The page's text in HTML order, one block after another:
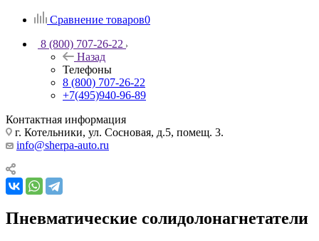
Сравнение товаров0
8 (800) 707-26-22
Назад
Телефоны
8 (800) 707-26-22
+7(495)940-96-89
Контактная информация
г. Котельники, ул. Сосновая, д.5, помещ. 3.
info@sherpa-auto.ru
Пневматические солидолонагнетатели